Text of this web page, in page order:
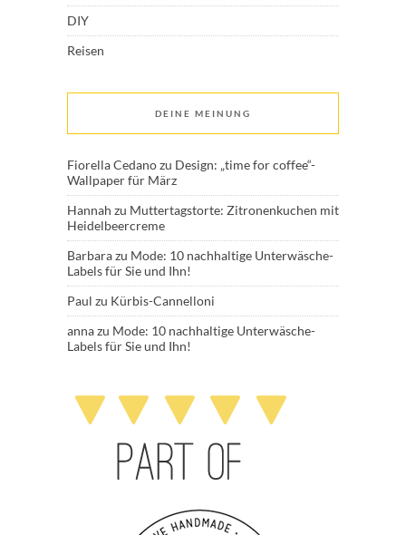
DIY
Reisen
DEINE MEINUNG
Fiorella Cedanozu Design: „time for coffee“-
Wallpaper für März
Hannah zu Muttertagstorte: Zitronenkuchen mit
Heidelbeercreme
Barbarazu Mode: 10 nachhaltige Unterwäsche-
Labels für Sie und Ihn!
Paul zu Kürbis-Cannelloni
annazu Mode: 10 nachhaltige Unterwäsche-
Labels für Sie und Ihn!